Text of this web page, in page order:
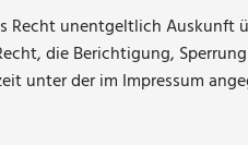
Recht unentgeltlich Auskunft
die Berichtigung,
unter der im Impressum